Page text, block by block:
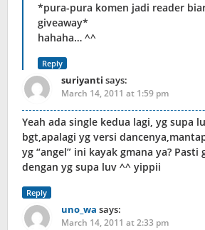
*pura-pura komen jadi reader
giveaway*
hahaha… ^^
Reply
suriyanti says:
March 14, 2011 at 1:59 pm
Yeah ada single kedua lagi, yg supa
bgt,apalagi yg versi
yg “angel” ini kayak gmana ya? Pasti
dengan yg supa luv ^^ yippii
Reply
uno_wa says:
March 14, 2011 at 2:33 pm